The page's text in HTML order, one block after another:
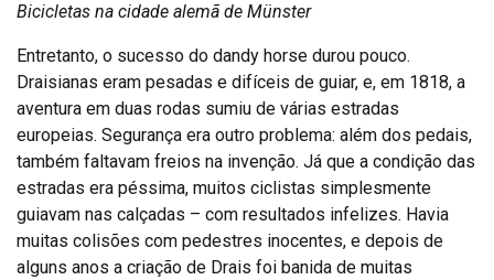
Bicicletas na cidade alemã de Münster
Entretanto, o sucesso do dandy horse durou pouco.
Draisianas eram pesadas e difíceis de guiar, e, em 1818, a
aventura em duas rodas sumiu de várias estradas
europeias. Segurança era outro problema: além dos pedais,
também faltavam freios na invenção. Já que a condição das
estradas era péssima, muitos ciclistas simplesmente
guiavam nas calçadas – com resultados infelizes. Havia
muitas colisões com pedestres inocentes, e depois de
alguns anos a criação de Drais foi banida de muitas